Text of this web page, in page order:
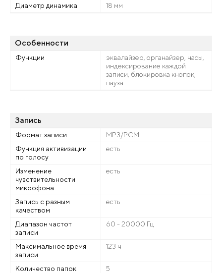
Диаметр динамика
18 мм
Особенности
Функции
эквалайзер, органайзер, часы,
индексирование каждой
записи, блокировка кнопок,
пауза
Запись
Формат записи
MP3/PCM
Функция активизации
по голосу
есть
Изменение
чувствительности
микрофона
есть
Запись с разным
качеством
есть
Диапазон частот
записи
60 - 20000 Гц
Максимальное время
записи
123 ч
Количество папок 5